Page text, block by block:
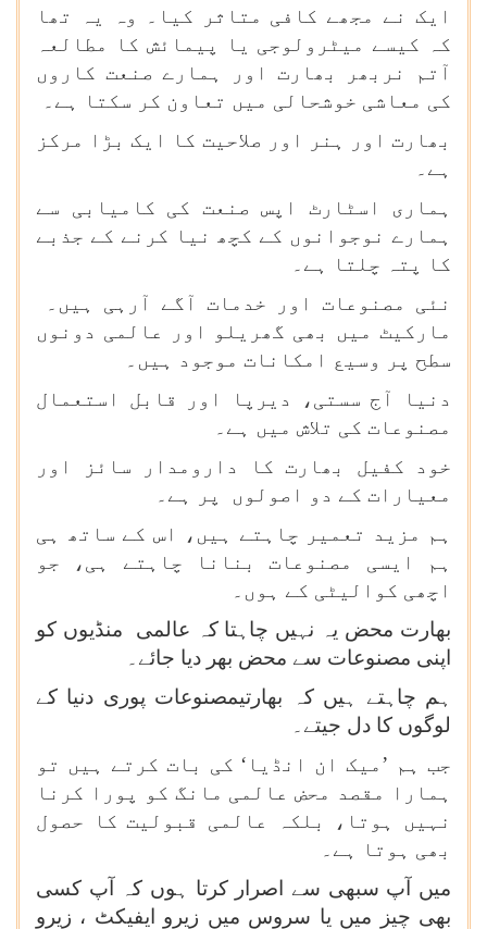
ایک نے مجھے کافی متاثر کیا۔ وہ یہ تھا
کہ کیسے میٹرولوجی یا پیمائش کا مطالعہ
آتم نربھر بھارت اور ہمارے صنعت کاروں
کی معاشی خوشحالی میں تعاون کر سکتا ہے۔
بھارت اور ہنر اور صلاحیت کا ایک بڑا مرکز
ہے۔
ہماری اسٹارٹ اپس صنعت کی کامیابی سے
ہمارے نوجوانوں کے کچھ نیا کرنے کے جذبے
کا پتہ چلتا ہے۔
نئی مصنوعات اور خدمات آگے آرہی ہیں۔
مارکیٹ میں بھی گھریلو اور عالمی دونوں
سطح پر وسیع امکانات موجود ہیں۔
دنیا آج سستی، دیرپا اور قابل استعمال
مصنوعات کی تلاش میں ہے۔
خود کفیل بھارت کا دارومدار سائز اور
معیارات کے دو اصولوں پر ہے۔
ہم مزید تعمیر چاہتے ہیں، اس کے ساتھ ہی
ہم ایسی مصنوعات بنانا چاہتے ہی، جو
اچھی کوالیٹی کے ہوں۔
بھارت محض یہ نہیں چاہتا کہ عالمی منڈیوں کو
اپنی مصنوعات سے محض بھر دیا جائے۔
ہم چاہتے ہیں کہ بھارتیمصنوعات پوری دنیا کے
لوگوں کا دل جیتے۔
جب ہم ’میک ان انڈیا‘ کی بات کرتے ہیں تو
ہمارا مقصد محض عالمی مانگ کو پورا کرنا
نہیں ہوتا، بلکہ عالمی قبولیت کا حصول
بھی ہوتا ہے۔
میں آپ سبھی سے اصرار کرتا ہوں کہ آپ کسی
بھی چیز میں یا سروس میں زیرو ایفیکٹ ، زیرو